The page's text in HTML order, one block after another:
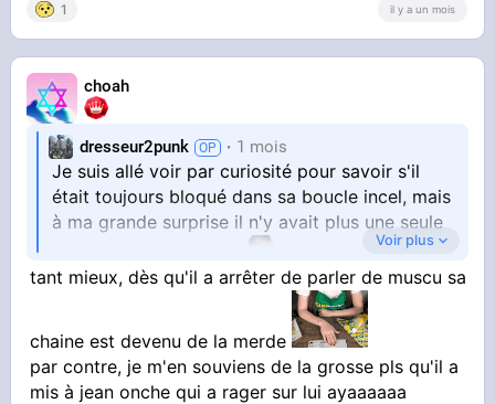
1 il y a un mois
choah
dresseur2punk 1 mois
Je suis allé voir par curiosité pour savoir s'il
était toujours bloqué dans sa boucle incel, mais
à ma grande surprise il n'y avait plus une seule
vidéo sur sa chaîne
Comment ça se fait?
Voir plus
tant mieux, dès qu'il a arrêter de parler de muscu sa
chaine est devenu de la merde
par contre, je m'en souviens de la grosse pls qu'il a
mis à jean onche qui a rager sur lui ayaaaaaa